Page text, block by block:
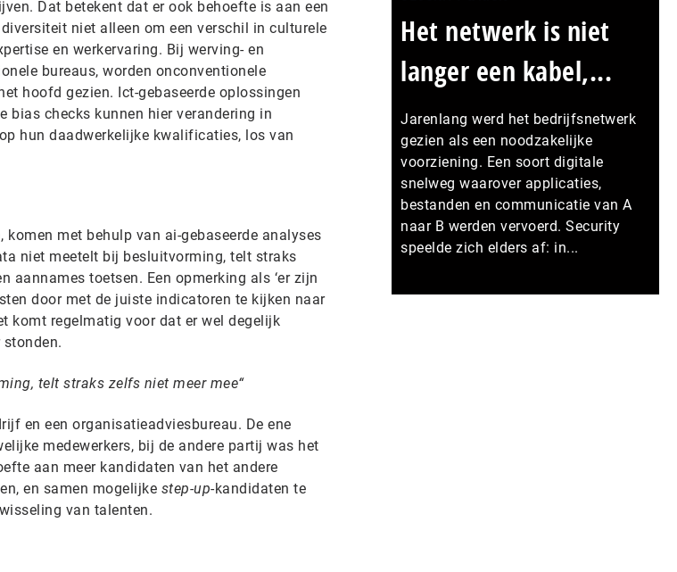
Dat betekent dat er ook behoefte is aan een
niet alleen om een verschil in culturele
en werkervaring. Bij werving- en
bureaus, worden onconventionele
hoofd gezien. Ict-gebaseerde oplossingen
checks kunnen hier verandering in
hun daadwerkelijke kwalificaties, los van
komen met behulp van ai-gebaseerde analyses
niet meetelt bij besluitvorming, telt straks
aannames toetsen. Een opmerking als ‘er zijn
door met de juiste indicatoren te kijken naar
komt regelmatig voor dat er wel degelijk
telt straks zelfs niet meer mee
en een organisatieadviesbureau. De ene
medewerkers, bij de andere partij was het
aan meer kandidaten van het andere
en samen mogelijke step-up-kandidaten te
van talenten.
Het netwerk is niet
langer een kabel,...
Jarenlang werd het bedrijfsnetwerk
gezien als een noodzakelijke
voorziening. Een soort digitale
snelweg waarover applicaties,
bestanden en communicatie van A
naar B werden vervoerd. Security
speelde zich elders af: in...